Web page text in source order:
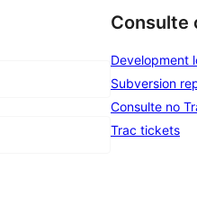
Consulte
Development
Subversion
Consulte no
Trac tickets